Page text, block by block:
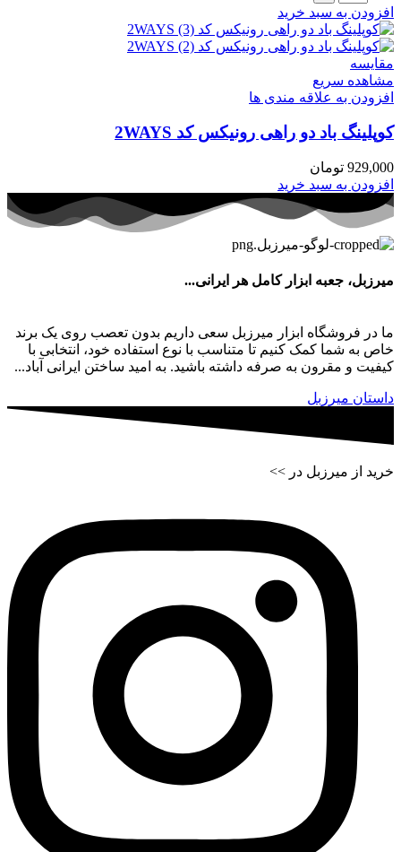
افزودن به سبد خرید
مقایسه
مشاهده سریع
افزودن به علاقه مندی ها
کوپلینگ باد دو راهی رونیکس کد 2WAYS
929,000 تومان
افزودن به سبد خرید
میرزبل، جعبه ابزار کامل هر ایرانی...
ما در فروشگاه ابزار میرزبل سعی داریم بدون تعصب روی یک برند
خاص به شما کمک کنیم تا متناسب با نوع استفاده خود، انتخابی با
کیفیت و مقرون به صرفه داشته باشید. به امید ساختن ایرانی آباد...
داستان میرزبل
خرید از میرزبل در >>